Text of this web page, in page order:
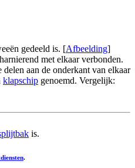
gedeeld is. [Afbeelding]
met elkaar verbonden.
aan de onderkant van elkaar
klapschip genoemd. Vergelijk:
is.
.